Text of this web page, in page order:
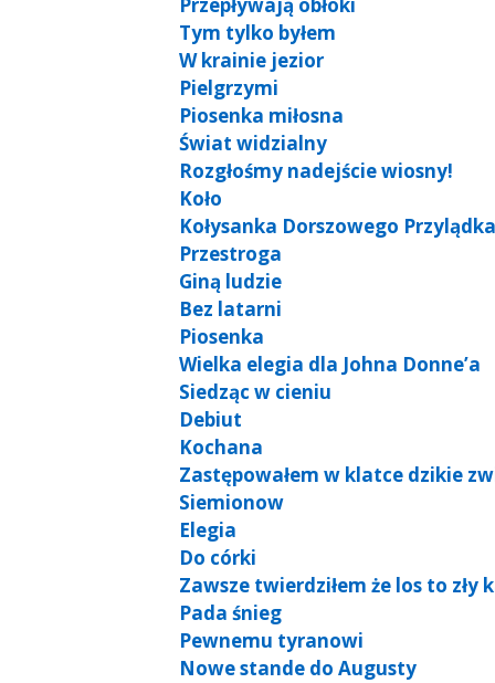
Przepływają obłoki
Tym tylko byłem
W krainie jezior
Pielgrzymi
Piosenka miłosna
Świat widzialny
Rozgłośmy nadejście wiosny!
Koło
Kołysanka Dorszowego Przylądka
Przestroga
Giną ludzie
Bez latarni
Piosenka
Wielka elegia dla Johna Donne’a
Siedząc w cieniu
Debiut
Kochana
Zastępowałem w klatce dzikie
Siemionow
Elegia
Do córki
Zawsze twierdziłem że los to zły
Pada śnieg
Pewnemu tyranowi
Nowe stande do Augusty